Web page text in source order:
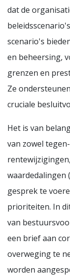
dat de
scenario's
en beheersing,
grenzen en
Ze
cruciale
Het is van
van zowel
waardedalingen
gesprek te
prioriteiten. In
van
een brief aan
overweging te
worden